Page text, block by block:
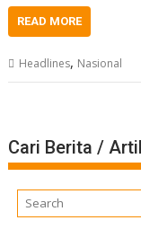
READ MORE
Headlines, Nasional
Cari Berita /